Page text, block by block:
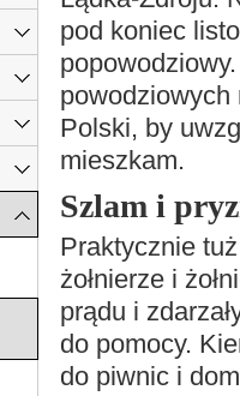
pod koniec
powodziowych
Polski, by
mieszkam.
Szlam i
Praktycznie
żołnierze i
prądu i
do pomocy.
do piwnic i